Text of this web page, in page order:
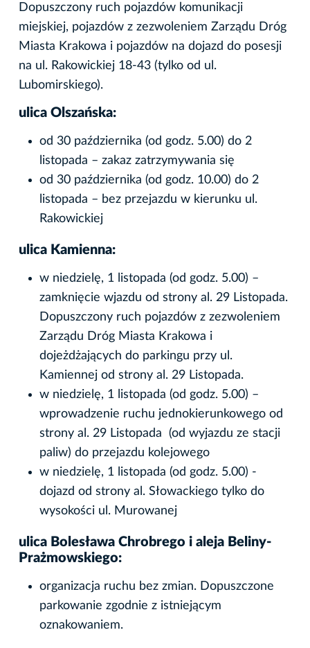
Dopuszczony ruch pojazdów komunikacji
miejskiej, pojazdów z zezwoleniem Zarządu Dróg
Miasta Krakowa i pojazdów na dojazd do posesji
na ul. Rakowickiej 18-43 (tylko od ul.
Lubomirskiego).
ulica Olszańska:
od 30 października (od godz. 5.00) do 2
listopada – zakaz zatrzymywania się
od 30 października (od godz. 10.00) do 2
listopada – bez przejazdu w kierunku ul.
Rakowickiej
ulica Kamienna:
w niedzielę, 1 listopada (od godz. 5.00) –
zamknięcie wjazdu od strony al. 29 Listopada.
Dopuszczony ruch pojazdów z zezwoleniem
Zarządu Dróg Miasta Krakowa i
dojeżdżających do parkingu przy ul.
Kamiennej od strony al. 29 Listopada.
w niedzielę, 1 listopada (od godz. 5.00) –
wprowadzenie ruchu jednokierunkowego od
strony al. 29 Listopada (od wyjazdu ze stacji
paliw) do przejazdu kolejowego
w niedzielę, 1 listopada (od godz. 5.00) -
dojazd od strony al. Słowackiego tylko do
wysokości ul. Murowanej
ulica Bolesława Chrobrego i aleja Beliny-
Prażmowskiego:
organizacja ruchu bez zmian. Dopuszczone
parkowanie zgodnie z istniejącym
oznakowaniem.